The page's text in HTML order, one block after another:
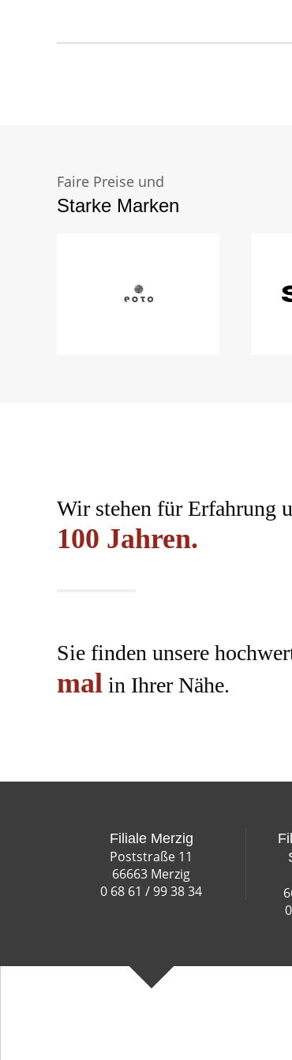
Faire Preise und
Starke Marken
Wir stehen für Erfahrung
100 Jahren.
Sie finden unsere
mal in Ihrer Nähe.
Filiale Merzig
Poststraße 11
66663 Merzig
0 68 61 / 99 38 34